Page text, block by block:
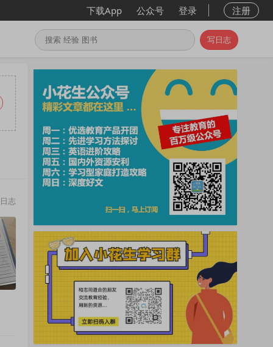
下载App 公众号 登录 注册
写日志
日志